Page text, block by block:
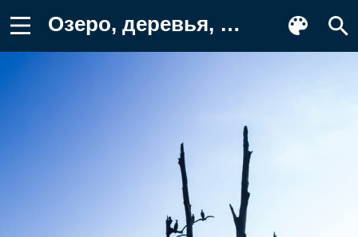
Озеро, деревья, вода Фон для телефона